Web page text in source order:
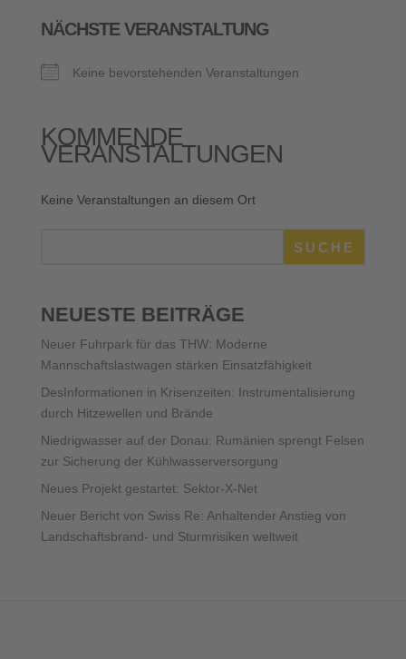
NÄCHSTE VERANSTALTUNG
Keine bevorstehenden Veranstaltungen
KOMMENDE
VERANSTALTUNGEN
Keine Veranstaltungen an diesem Ort
SUCHE
NEUESTE BEITRÄGE
Neuer Fuhrpark für das THW: Moderne
Mannschaftslastwagen stärken Einsatzfähigkeit
DesInformationen in Krisenzeiten: Instrumentalisierung
durch Hitzewellen und Brände
Niedrigwasser auf der Donau: Rumänien sprengt Felsen
zur Sicherung der Kühlwasserversorgung
Neues Projekt gestartet: Sektor-X-Net
Neuer Bericht von Swiss Re: Anhaltender Anstieg von
Landschaftsbrand- und Sturmrisiken weltweit